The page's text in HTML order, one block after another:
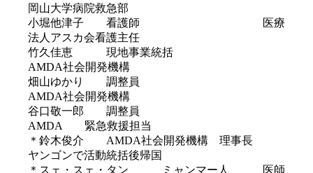
岡山大学病院救急部
小堀他津子 看護師 医療
法人アスカ会看護主任
竹久佳恵 現地事業統括
AMDA社会開発機構
畑山ゆかり 調整員
AMDA社会開発機構
谷口敬一郎 調整員
AMDA 緊急救援担当
＊鈴木俊介 AMDA社会開発機構 理事長
ヤンゴンで活動統括後帰国
＊スェ・スェ・タン ミャンマー人 医師